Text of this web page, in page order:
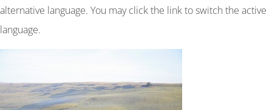
alternative language. You may click the link to switch the active
language.